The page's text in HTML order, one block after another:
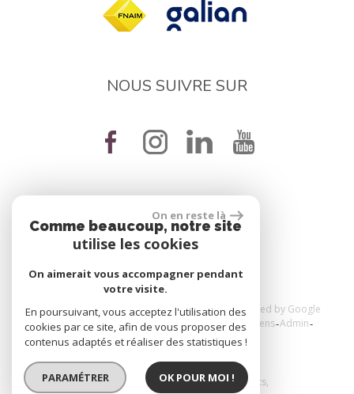
NOUS SUIVRE SUR
réalisé par
© 2026 | Tous droits réservés | Traduction powered by Google
Plan du site Mentions légales Nos honoraires Liens Admin
Toutes nos annonces
Politique RGPD
Site internet compatible multi-supports,
On en reste là
Comme beaucoup, notre site
utilise les cookies
On aimerait vous accompagner pendant
votre visite.
En poursuivant, vous acceptez l'utilisation des
cookies par ce site, afin de vous proposer des
contenus adaptés et réaliser des statistiques !
PARAMÉTRER OK POUR MOI !